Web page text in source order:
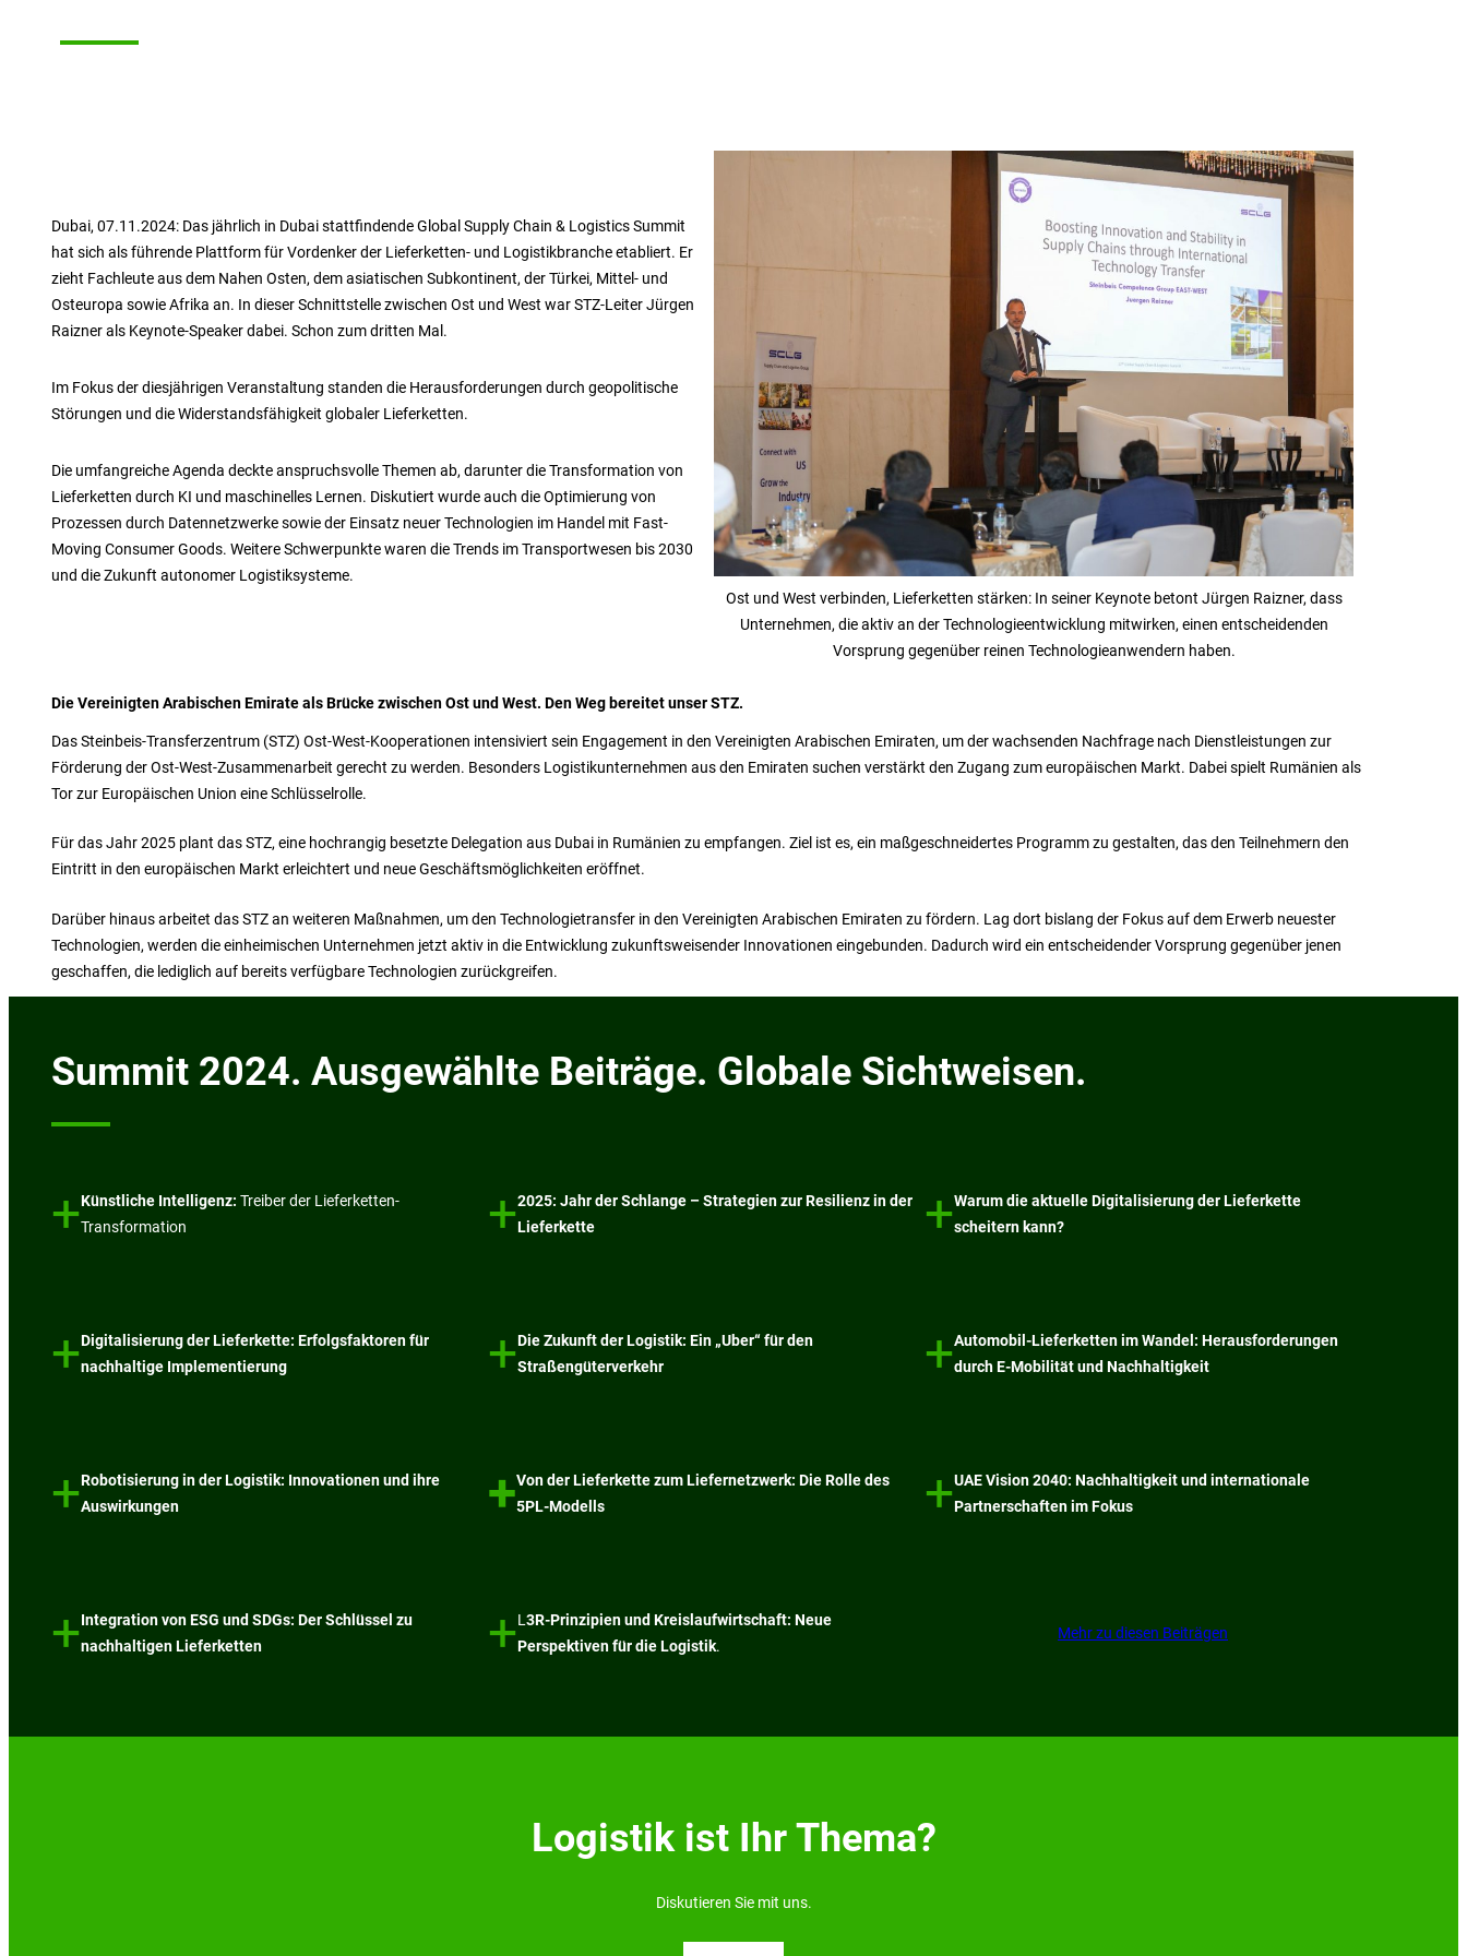
Dubai, 07.11.2024: Das jährlich in Dubai stattfindende Global Supply Chain & Logistics Summit
hat sich als führende Plattform für Vordenker der Lieferketten- und Logistikbranche etabliert. Er
zieht Fachleute aus dem Nahen Osten, dem asiatischen Subkontinent, der Türkei, Mittel- und
Osteuropa sowie Afrika an. In dieser Schnittstelle zwischen Ost und West war STZ-Leiter Jürgen
Raizner als Keynote-Speaker dabei. Schon zum dritten Mal.
Im Fokus der diesjährigen Veranstaltung standen die Herausforderungen durch geopolitische
Störungen und die Widerstandsfähigkeit globaler Lieferketten.
Die umfangreiche Agenda deckte anspruchsvolle Themen ab, darunter die Transformation von
Lieferketten durch KI und maschinelles Lernen. Diskutiert wurde auch die Optimierung von
Prozessen durch Datennetzwerke sowie der Einsatz neuer Technologien im Handel mit Fast-
Moving Consumer Goods. Weitere Schwerpunkte waren die Trends im Transportwesen bis 2030
und die Zukunft autonomer Logistiksysteme.
Ost und West verbinden, Lieferketten stärken: In seiner Keynote betont Jürgen Raizner, dass
Unternehmen, die aktiv an der Technologieentwicklung mitwirken, einen entscheidenden
Vorsprung gegenüber reinen Technologieanwendern haben.
Die Vereinigten Arabischen Emirate als Brücke zwischen Ost und West. Den Weg bereitet unser STZ.
Das Steinbeis-Transferzentrum (STZ) Ost-West-Kooperationen intensiviert sein Engagement in den Vereinigten Arabischen Emiraten, um der wachsenden Nachfrage nach Dienstleistungen zur
Förderung der Ost-West-Zusammenarbeit gerecht zu werden. Besonders Logistikunternehmen aus den Emiraten suchen verstärkt den Zugang zum europäischen Markt. Dabei spielt Rumänien als
Tor zur Europäischen Union eine Schlüsselrolle.
Für das Jahr 2025 plant das STZ, eine hochrangig besetzte Delegation aus Dubai in Rumänien zu empfangen. Ziel ist es, ein maßgeschneidertes Programm zu gestalten, das den Teilnehmern den
Eintritt in den europäischen Markt erleichtert und neue Geschäftsmöglichkeiten eröffnet.
Darüber hinaus arbeitet das STZ an weiteren Maßnahmen, um den Technologietransfer in den Vereinigten Arabischen Emiraten zu fördern. Lag dort bislang der Fokus auf dem Erwerb neuester
Technologien, werden die einheimischen Unternehmen jetzt aktiv in die Entwicklung zukunftsweisender Innovationen eingebunden. Dadurch wird ein entscheidender Vorsprung gegenüber jenen
geschaffen, die lediglich auf bereits verfügbare Technologien zurückgreifen.
Summit 2024. Ausgewählte Beiträge. Globale Sichtweisen.
+Künstliche Intelligenz:Treiber der Lieferketten-
Transformation
+2025: Jahr der Schlange – Strategien zur Resilienz in der
Lieferkette
+Warum die aktuelle Digitalisierung der Lieferkette
scheitern kann?
+Digitalisierung der Lieferkette: Erfolgsfaktoren für
nachhaltige Implementierung
+Die Zukunft der Logistik: Ein „Uber“ für den
Straßengüterverkehr
+Automobil-Lieferketten im Wandel: Herausforderungen
durch E-Mobilität und Nachhaltigkeit
+Robotisierung in der Logistik: Innovationen und ihre
Auswirkungen
+Von der Lieferkette zum Liefernetzwerk: Die Rolle des
5PL-Modells
+UAE Vision 2040: Nachhaltigkeit und internationale
Partnerschaften im Fokus
+Integration von ESG und SDGs: Der Schlüssel zu
nachhaltigen Lieferketten
+L3R-Prinzipien und Kreislaufwirtschaft: Neue
Perspektiven für die Logistik.
Mehr zu diesen Beiträgen
Logistik ist Ihr Thema?
Diskutieren Sie mit uns.